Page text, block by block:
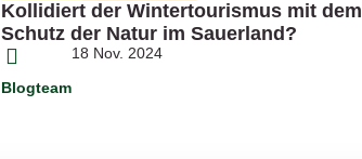
Kollidiert der Wintertourismus mit dem
Schutz der Natur im Sauerland?
Blogteam
18 Nov. 2024